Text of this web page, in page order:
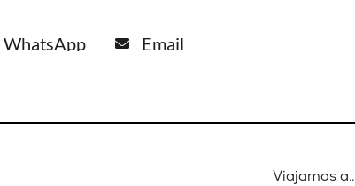
WhatsApp Email
Viajamos